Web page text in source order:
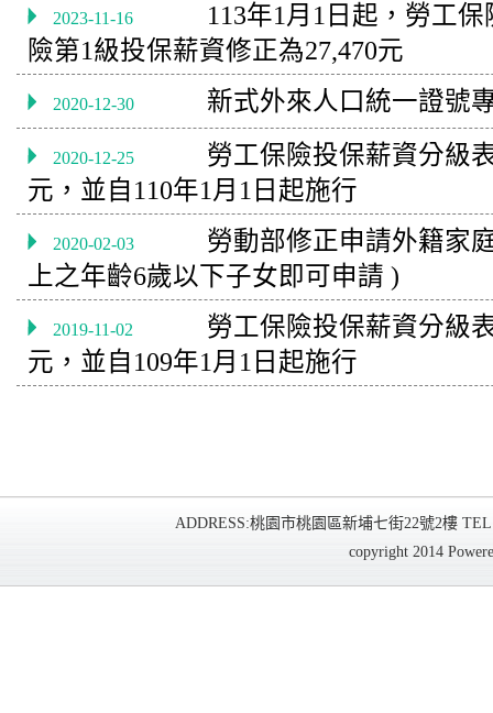
2023-11-16 113年1月1日起，勞工
險第1級投保薪資修正為27,470元
2020-12-30 新式外來人口統一證號
2020-12-25 勞工保險投保薪資分級
元，並自110年1月1日起施行
2020-02-03 勞動部修正申請外籍家
上之年齡6歲以下子女即可申請 )
2019-11-02 勞工保險投保薪資分級
元，並自109年1月1日起施行
ADDRESS:桃園市桃園區新埔七街22號2樓
copyright 2014